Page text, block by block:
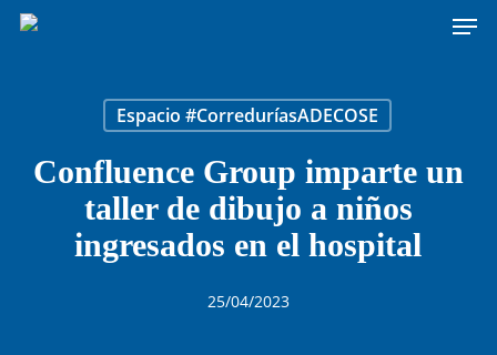
Skip
Espacio #CorreduríasADECOSE
Confluence Group imparte un
taller de dibujo a niños
ingresados en el hospital
25/04/2023